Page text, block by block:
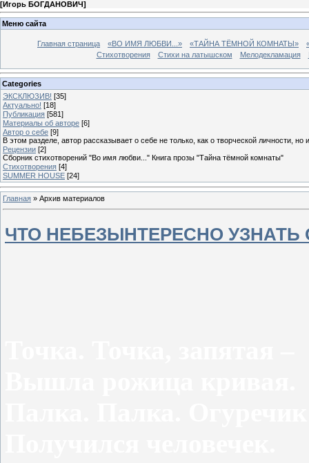
[Игорь БОГДАНОВИЧ]
Меню сайта
Главная страница «ВО ИМЯ ЛЮБВИ...» «ТАЙНА ТЁМНОЙ КОМНАТЫ»
Стихотворения
Стихи на латышском Мелодекламация
Categories
ЭКСКЛЮЗИВ! [35]
Актуально! [18]
Публикация [581]
Материалы об авторе [6]
Автор о себе [9]
В этом разделе, автор рассказывает о себе не только, как о творческой личности,
Рецензии [2]
Сборник стихотворений "Во имя любви..." Книга прозы "Тайна тёмной комнаты"
Стихотворения [4]
SUMMER HOUSE [24]
Главная » Архив материалов
ЧТО НЕБЕЗЫНТЕРЕСНО УЗНАТЬ